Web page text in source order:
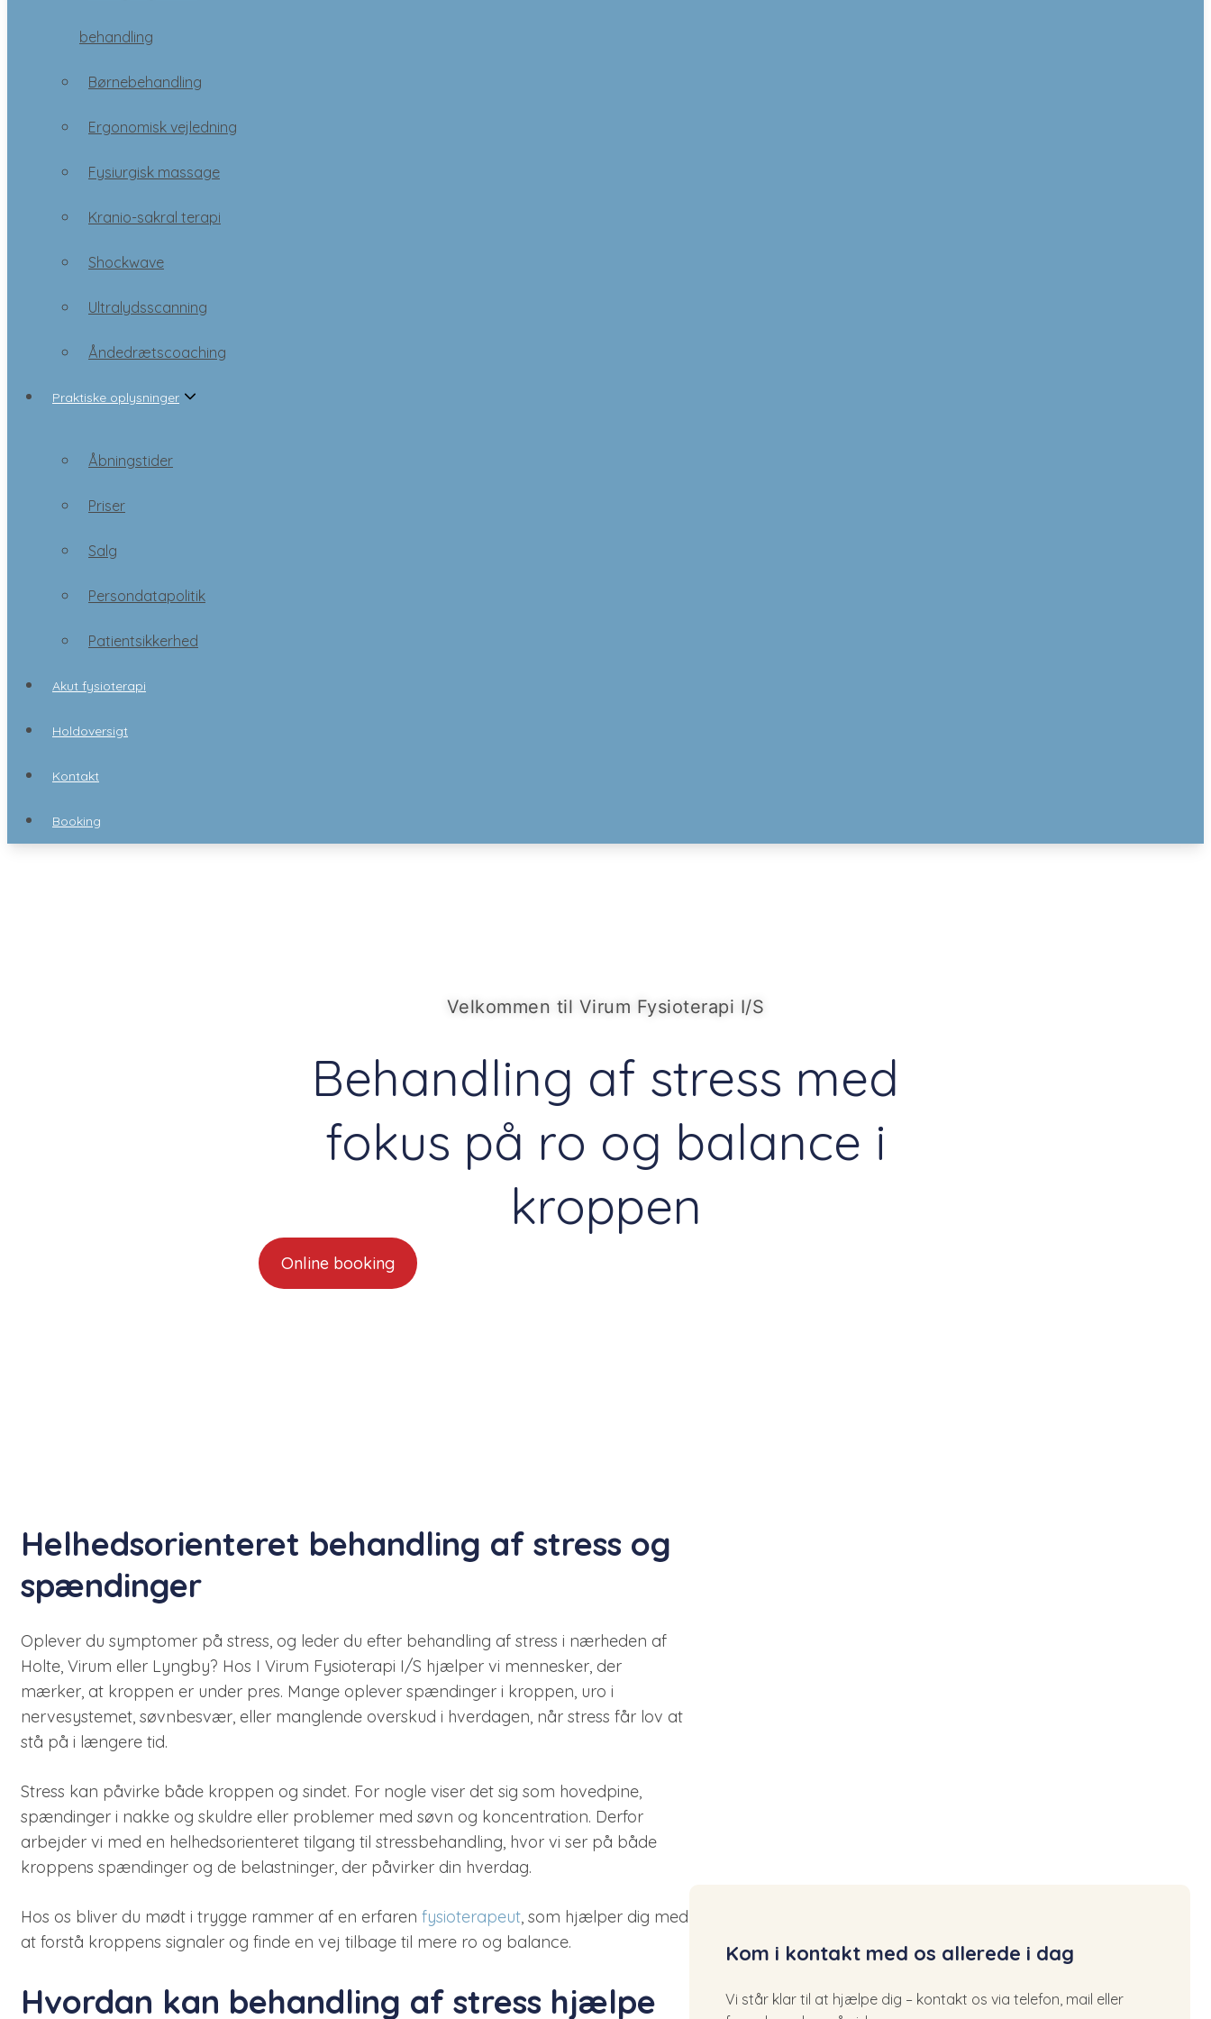
Børnebehandling
Ergonomisk vejledning
Fysiurgisk massage
Kranio-sakral terapi
Shockwave
Ultralydsscanning
Åndedrætscoaching
Praktiske oplysninger
Åbningstider
Priser
Salg
Persondatapolitik
Patientsikkerhed
Akut fysioterapi
Holdoversigt
Kontakt
behandling
Børnebehandling
Ergonomisk vejledning
Fysiurgisk massage
Kranio-sakral terapi
Shockwave
Ultralydsscanning
Åndedrætscoaching
Praktiske oplysninger
Åbningstider
Priser
Salg
Persondatapolitik
Patientsikkerhed
Akut fysioterapi
Holdoversigt
Kontakt
Booking
Velkommen til Virum Fysioterapi I/S
Behandling af stress med
fokus på ro og balance i
kroppen
Online booking
Helhedsorienteret behandling af stress og
spændinger
Oplever du symptomer på stress, og leder du efter behandling af stress i nærheden af
Holte, Virum eller Lyngby? Hos I Virum Fysioterapi I/S hjælper vi mennesker, der
mærker, at kroppen er under pres. Mange oplever spændinger i kroppen, uro i
nervesystemet, søvnbesvær, eller manglende overskud i hverdagen, når stress får lov at
stå på i længere tid.
Stress kan påvirke både kroppen og sindet. For nogle viser det sig som hovedpine,
spændinger i nakke og skuldre eller problemer med søvn og koncentration. Derfor
arbejder vi med en helhedsorienteret tilgang til stressbehandling, hvor vi ser på både
kroppens spændinger og de belastninger, der påvirker din hverdag.
Hos os bliver du mødt i trygge rammer af en erfaren fysioterapeut, som hjælper dig med
at forstå kroppens signaler og finde en vej tilbage til mere ro og balance.
Hvordan kan behandling af stress hjælpe
Kom i kontakt med os allerede i dag
Vi står klar til at hjælpe dig – kontakt os via telefon, mail eller